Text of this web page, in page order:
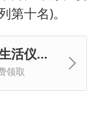
第十名)。
网易生活+ 献礼生活仪式感
领取